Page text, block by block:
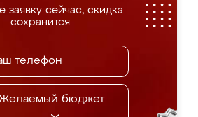
заявку сейчас, скидка
сохранится.
бюджет